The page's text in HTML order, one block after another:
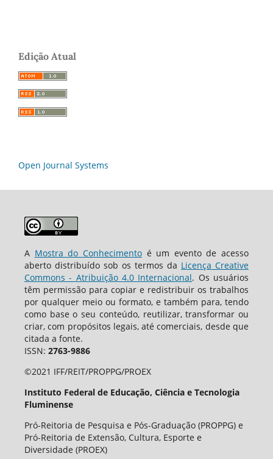
Edição Atual
Open Journal Systems
A Mostra do Conhecimentoé um evento de acesso
aberto distribuído sob os termos da Licença Creative
Commons - Atribuição 4.0 Internacional. Os usuários
têm permissão para copiar e redistribuir os trabalhos
por qualquer meio ou formato, e também para, tendo
como base o seu conteúdo, reutilizar, transformar ou
criar, com propósitos legais, até comerciais, desde que
citada a fonte.
ISSN: 2763-9886
©2021 IFF/REIT/PROPPG/PROEX
Instituto Federal de Educação, Ciência e Tecnologia
Fluminense
Pró-Reitoria de Pesquisa e Pós-Graduação (PROPPG) e
Pró-Reitoria de Extensão, Cultura, Esporte e
Diversidade (PROEX)